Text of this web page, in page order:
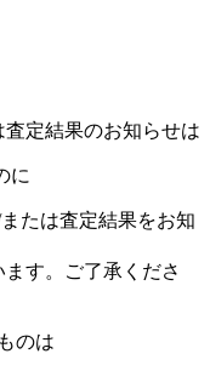
定結果のお知らせは
に
たは査定結果をお知
す。ご了承くださ
のは